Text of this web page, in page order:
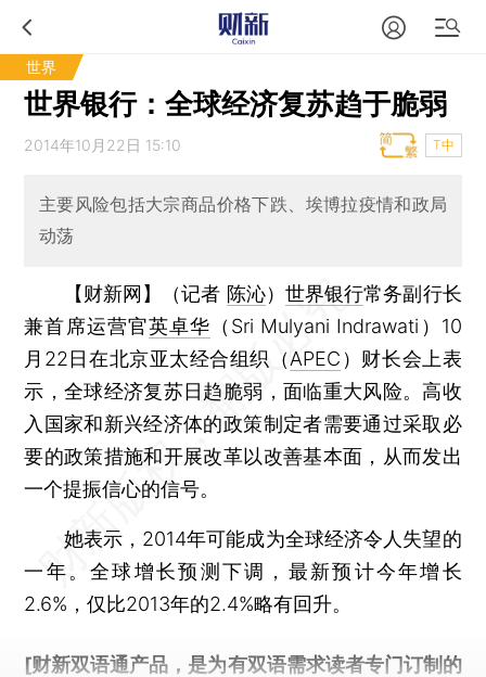
世界
世界银行：全球经济复苏趋于脆弱
2014年10月22日 15:10 T中
主要风险包括大宗商品价格下跌、埃博拉疫情和政局
动荡
【财新网】（记者 陈沁） 世界银行常务副行长
兼首席运营官英卓华 （Sri Mulyani Indrawati）10
月22日在北京亚太经合组织（APEC ）财长会上表
示，全球经济复苏日趋脆弱，面临重大风险。高收
入国家和新兴经济体的政策制定者需要通过采取必
要的政策措施和开展改革以改善基本面，从而发出
一个提振信心的信号。
她表示，2014年可能成为全球经济令人失望的
一年。全球增长预测下调，最新预计今年增长
2.6%，仅比2013年的2.4%略有回升。
[财新双语通产品，是为有双语需求读者专门订制的